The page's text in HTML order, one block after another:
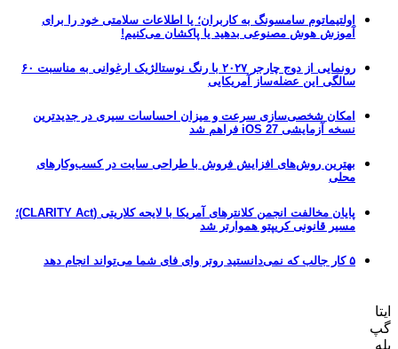
اولتیماتوم سامسونگ به کاربران؛ یا اطلاعات سلامتی خود را برای
آموزش هوش مصنوعی بدهید یا پاکشان می‌کنیم!
رونمایی از دوج چارجر ۲۰۲۷ با رنگ نوستالژیک ارغوانی به مناسبت ۶۰
سالگی این عضله‌ساز آمریکایی
امکان شخصی‌سازی سرعت و میزان احساسات سیری در جدیدترین
نسخه آزمایشی iOS 27 فراهم شد
بهترین روش‌های افزایش فروش با طراحی سایت در کسب‌وکارهای
محلی
پایان مخالفت انجمن کلانترهای آمریکا با لایحه کلاریتی (CLARITY Act)؛
مسیر قانونی کریپتو هموارتر شد
۵ کار جالب که نمی‌دانستید روتر وای فای شما می‌تواند انجام دهد
ایتا
گپ
بله